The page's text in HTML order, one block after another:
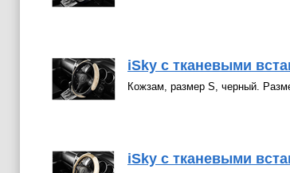
iSky с тканевыми
Кожзам, размер S, черный.
iSky с тканевыми